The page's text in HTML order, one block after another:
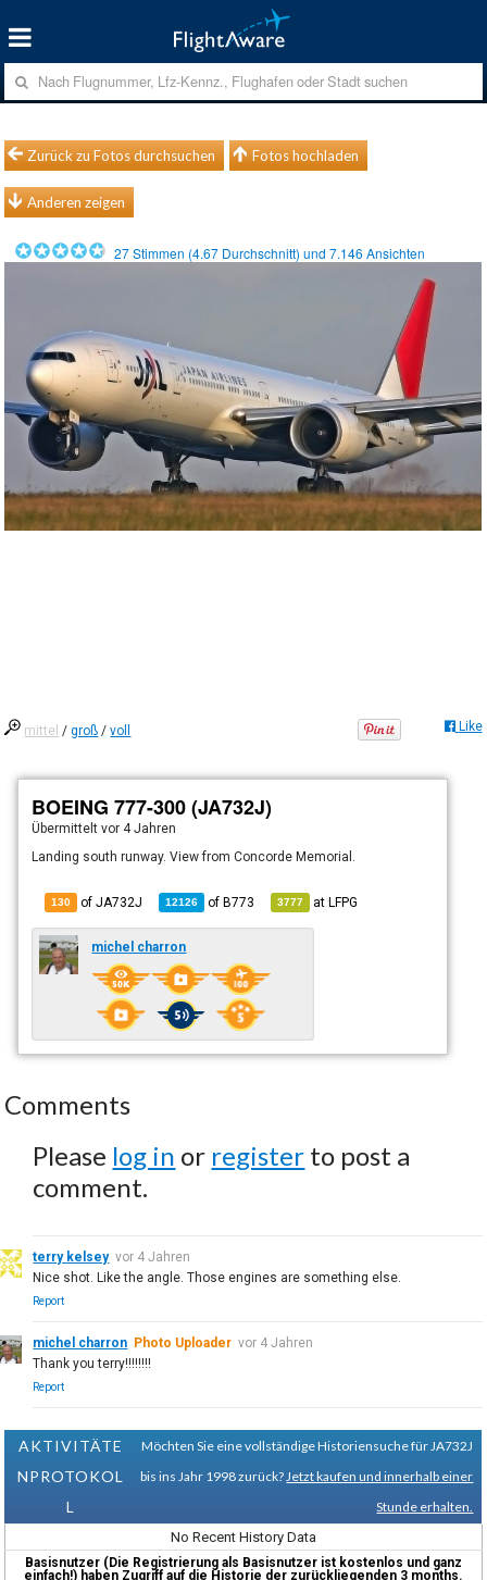
Zurück zu Fotos durchsuchen Fotos hochladen
Anderen zeigen
27Stimmen (4.67 Durchschnitt) und7.146 Ansichten
mittel /groß /voll Like
BOEING 777-300 (JA732J)
Übermitteltvor 4 Jahren
Landing south runway. View from Concorde Memorial.
130 of JA732J 12126 ofB773 3777 atLFPG
michel charron
Comments
Please log in or register to post a
comment.
terry kelsey vor 4 Jahren
Nice shot. Like the angle. Those engines are something else.
Report
michel charron Photo Uploader vor 4 Jahren
Thank you terry!!!!!!!!
Report
AKTIVITÄTE
NPROTOKOL
L
Möchten Sie eine vollständige Historiensuche für JA732J
bis ins Jahr 1998 zurück? Jetzt kaufen und innerhalb einer
Stunde erhalten.
No Recent History Data
Basisnutzer (Die Registrierung als Basisnutzer ist kostenlos und ganz
einfach!) haben Zugriff auf die Historie der zurückliegenden 3 months.